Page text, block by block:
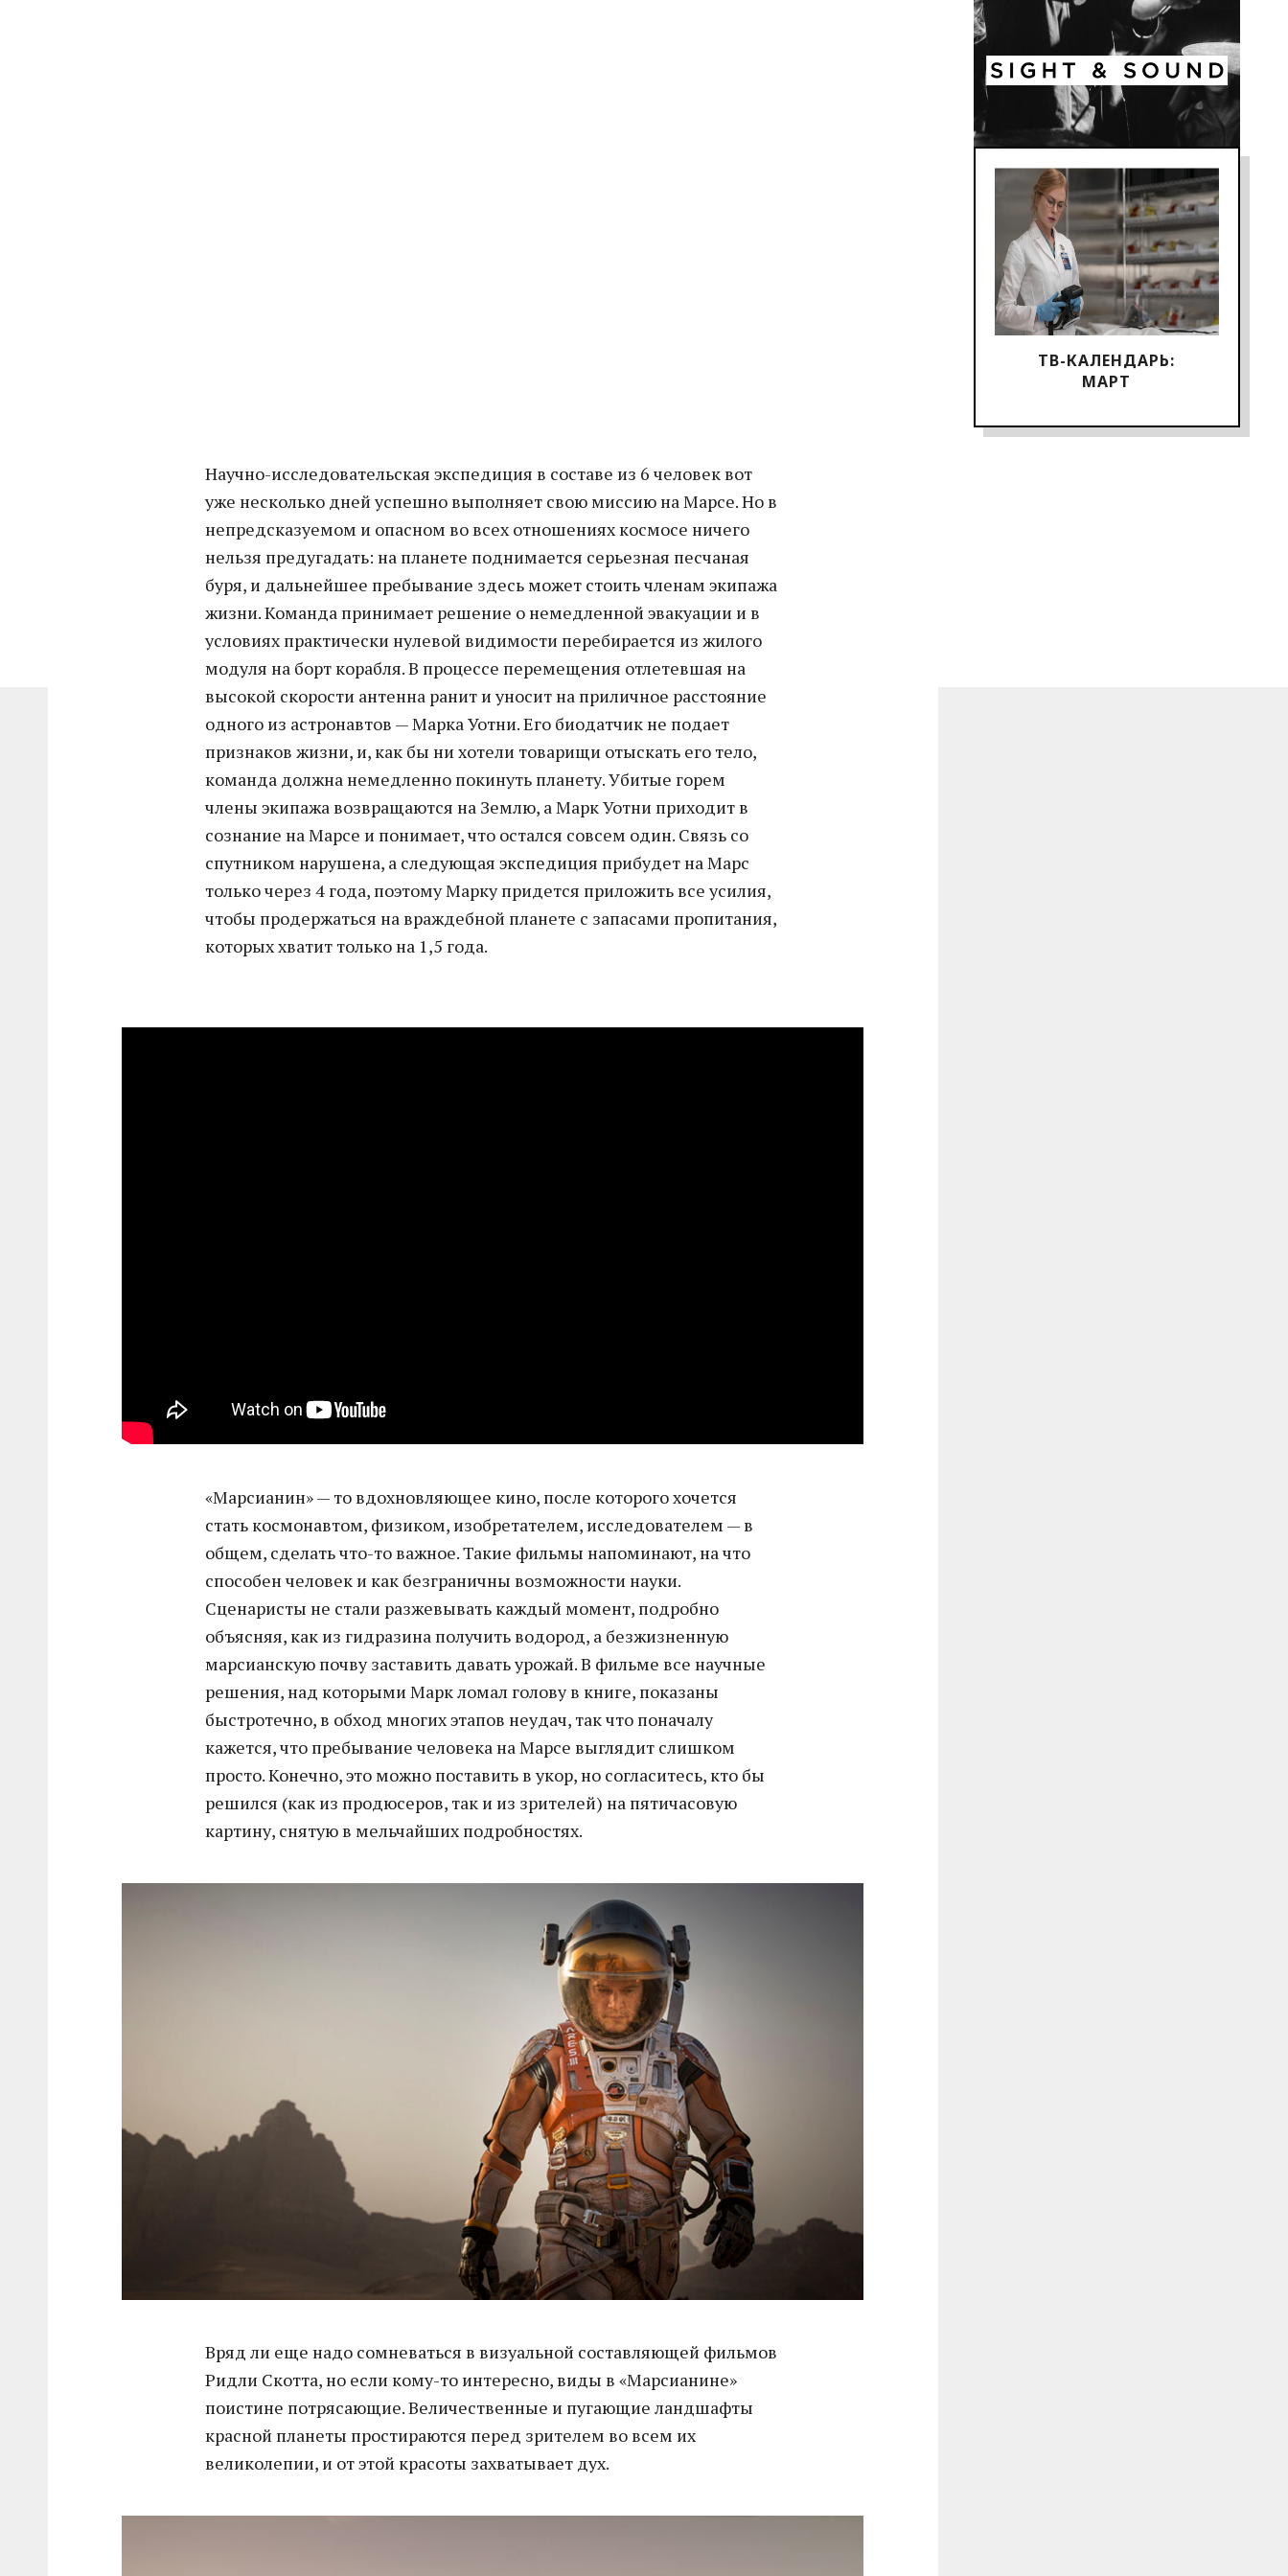
ТВ-КАЛЕНДАРЬ:
МАРТ
Научно-исследовательская экспедиция в составе из 6 человек вот
уже несколько дней успешно выполняет свою миссию на Марсе. Но в
непредсказуемом и опасном во всех отношениях космосе ничего
нельзя предугадать: на планете поднимается серьезная песчаная
буря, и дальнейшее пребывание здесь может стоить членам экипажа
жизни. Команда принимает решение о немедленной эвакуации и в
условиях практически нулевой видимости перебирается из жилого
модуля на борт корабля. В процессе перемещения отлетевшая на
высокой скорости антенна ранит и уносит на приличное расстояние
одного из астронавтов — Марка Уотни. Его биодатчик не подает
признаков жизни, и, как бы ни хотели товарищи отыскать его тело,
команда должна немедленно покинуть планету. Убитые горем
члены экипажа возвращаются на Землю, а Марк Уотни приходит в
сознание на Марсе и понимает, что остался совсем один. Связь со
спутником нарушена, а следующая экспедиция прибудет на Марс
только через 4 года, поэтому Марку придется приложить все усилия,
чтобы продержаться на враждебной планете с запасами пропитания,
которых хватит только на 1,5 года.
«Марсианин» — то вдохновляющее кино, после которого хочется
стать космонавтом, физиком, изобретателем, исследователем — в
общем, сделать что-то важное. Такие фильмы напоминают, на что
способен человек и как безграничны возможности науки.
Сценаристы не стали разжевывать каждый момент, подробно
объясняя, как из гидразина получить водород, а безжизненную
марсианскую почву заставить давать урожай. В фильме все научные
решения, над которыми Марк ломал голову в книге, показаны
быстротечно, в обход многих этапов неудач, так что поначалу
кажется, что пребывание человека на Марсе выглядит слишком
просто. Конечно, это можно поставить в укор, но согласитесь, кто бы
решился (как из продюсеров, так и из зрителей) на пятичасовую
картину, снятую в мельчайших подробностях.
Вряд ли еще надо сомневаться в визуальной составляющей фильмов
Ридли Скотта, но если кому-то интересно, виды в «Марсианине»
поистине потрясающие. Величественные и пугающие ландшафты
красной планеты простираются перед зрителем во всем их
великолепии, и от этой красоты захватывает дух.